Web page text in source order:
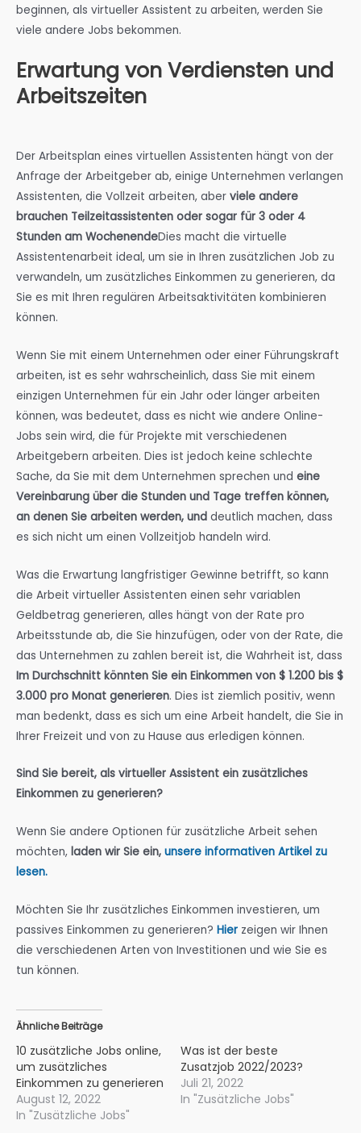
beginnen, als virtueller Assistent zu arbeiten, werden Sie
viele andere Jobs bekommen.
Erwartung von Verdiensten und
Arbeitszeiten
Der Arbeitsplan eines virtuellen Assistenten hängt von der
Anfrage der Arbeitgeber ab, einige Unternehmen verlangen
Assistenten, die Vollzeit arbeiten, aber viele andere
brauchen Teilzeitassistenten oder sogar für 3 oder 4
Stunden am WochenendeDies macht die virtuelle
Assistentenarbeit ideal, um sie in Ihren zusätzlichen Job zu
verwandeln, um zusätzliches Einkommen zu generieren, da
Sie es mit Ihren regulären Arbeitsaktivitäten kombinieren
können.
Wenn Sie mit einem Unternehmen oder einer Führungskraft
arbeiten, ist es sehr wahrscheinlich, dass Sie mit einem
einzigen Unternehmen für ein Jahr oder länger arbeiten
können, was bedeutet, dass es nicht wie andere Online-
Jobs sein wird, die für Projekte mit verschiedenen
Arbeitgebern arbeiten. Dies ist jedoch keine schlechte
Sache, da Sie mit dem Unternehmen sprechen und eine
Vereinbarung über die Stunden und Tage treffen können,
an denen Sie arbeiten werden, und deutlich machen, dass
es sich nicht um einen Vollzeitjob handeln wird.
Was die Erwartung langfristiger Gewinne betrifft, so kann
die Arbeit virtueller Assistenten einen sehr variablen
Geldbetrag generieren, alles hängt von der Rate pro
Arbeitsstunde ab, die Sie hinzufügen, oder von der Rate, die
das Unternehmen zu zahlen bereit ist, die Wahrheit ist, dass
Im Durchschnitt könnten Sie ein Einkommen von $ 1.200 bis $
3.000 pro Monat generieren. Dies ist ziemlich positiv, wenn
man bedenkt, dass es sich um eine Arbeit handelt, die Sie in
Ihrer Freizeit und von zu Hause aus erledigen können.
Sind Sie bereit, als virtueller Assistent ein zusätzliches
Einkommen zu generieren?
Wenn Sie andere Optionen für zusätzliche Arbeit sehen
möchten, laden wir Sie ein, unsere informativen Artikel zu
lesen.
Möchten Sie Ihr zusätzliches Einkommen investieren, um
passives Einkommen zu generieren? Hier zeigen wir Ihnen
die verschiedenen Arten von Investitionen und wie Sie es
tun können.
Ähnliche Beiträge
10 zusätzliche Jobs online,
um zusätzliches
Einkommen zu generieren
August 12, 2022
In "Zusätzliche Jobs"
Was ist der beste
Zusatzjob 2022/2023?
Juli 21, 2022
In "Zusätzliche Jobs"